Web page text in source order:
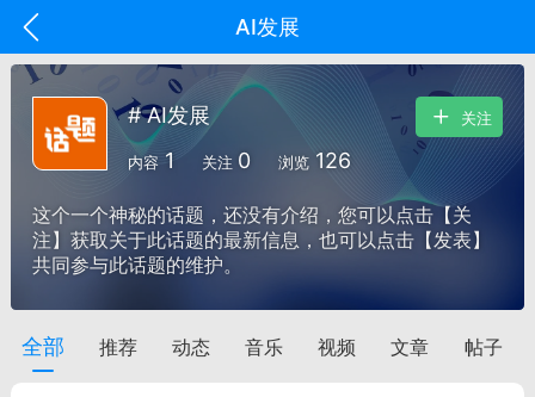
AI发展
# AI发展
内容 1 关注 0 浏览 126
关注
这个一个神秘的话题，还没有介绍，您可以点击【关
注】获取关于此话题的最新信息，也可以点击【发表】
共同参与此话题的维护。
全部 推荐 动态 音乐 视频 文章 帖子